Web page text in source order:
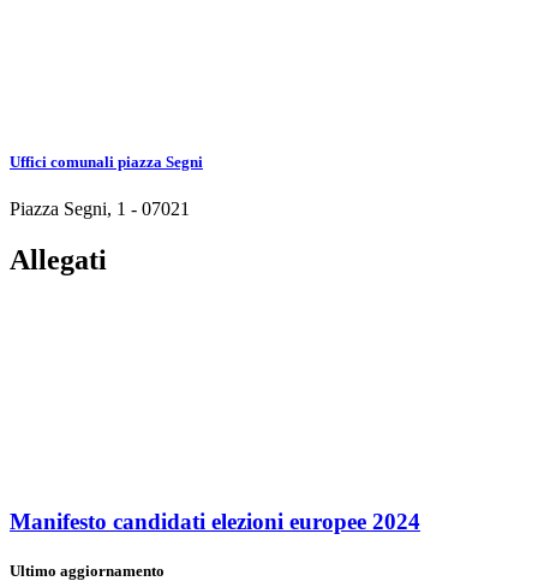
Uffici comunali piazza Segni
Piazza Segni, 1 - 07021
Allegati
Manifesto candidati elezioni europee 2024
Ultimo aggiornamento